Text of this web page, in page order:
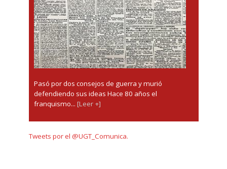
Pasó por dos consejos de guerra y murió
defendiendo sus ideas Hace 80 años el
franquismo... [Leer +]
Tweets por el @UGT_Comunica.